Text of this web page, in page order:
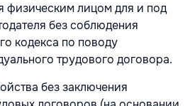
физическим лицом для и под
без соблюдения
кодекса по поводу
трудового договора.
без заключения